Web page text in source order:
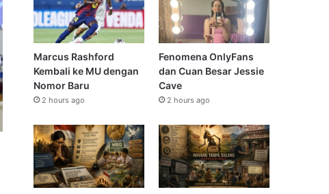
Marcus Rashford
Kembali ke MU dengan
Nomor Baru
2 hours ago
Fenomena OnlyFans
dan Cuan Besar Jessie
Cave
2 hours ago